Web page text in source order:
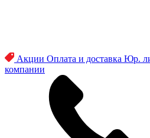
Акции Оплата и доставка Юр.
компании